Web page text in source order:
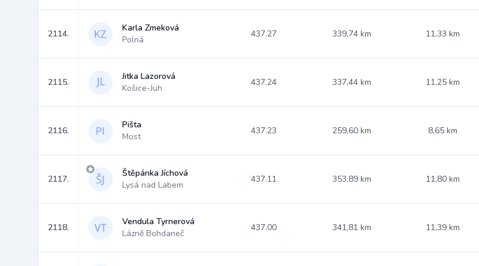
2114.
Karla Zmeková
Polná
437.27 339,74 km 11,33 km
2115.
Jitka Lazorová
Košice-Juh
437.24 337,44 km 11,25 km
2116.
Pišta
Most
437.23 259,60 km 8,65 km
2117.
Štěpánka Jíchová
Lysá nad Labem
437.11 353,89 km 11,80 km
2118.
Vendula Tyrnerová
Lázně Bohdaneč
437.00 341,81 km 11,39 km